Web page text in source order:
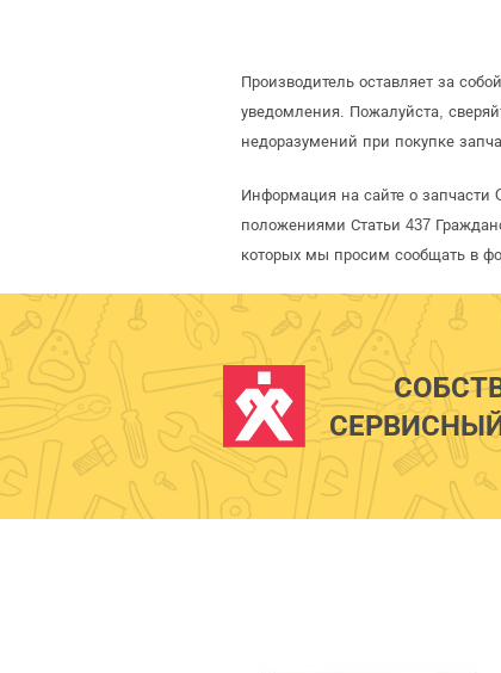
Производитель оставляет за
уведомления. Пожалуйста,
недоразумений при покупке
Информация на сайте о запчасти
положениями Статьи 437
которых мы просим сообщать в